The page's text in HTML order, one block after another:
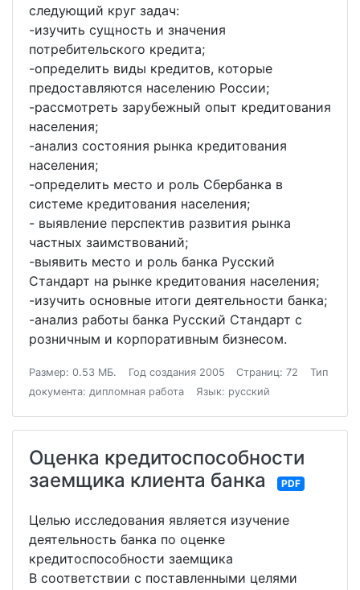
следующий круг задач:
-изучить сущность и значения
потребительского кредита;
-определить виды кредитов, которые
предоставляются населению России;
-рассмотреть зарубежный опыт кредитования
населения;
-анализ состояния рынка кредитования
населения;
-определить место и роль Сбербанка в
системе кредитования населения;
- выявление перспектив развития рынка
частных заимствований;
-выявить место и роль банка Русский
Стандарт на рынке кредитования населения;
-изучить основные итоги деятельности банка;
-анализ работы банка Русский Стандарт с
розничным и корпоративным бизнесом.
Размер: 0.53 МБ. Год создания 2005 Страниц: 72
Тип
документа: дипломная работа
Язык: русский
Оценка кредитоспособности
заемщика клиента банка
PDF
Целью исследования является изучение
деятельность банка по оценке
кредитоспособности заемщика
В соответствии с поставленными целями